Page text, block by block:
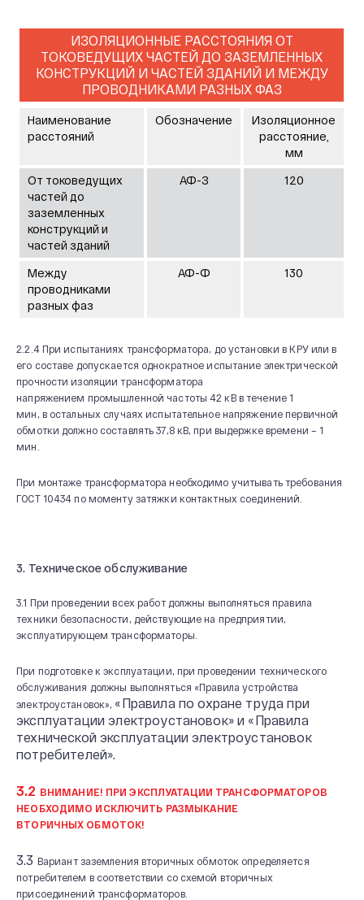
ИЗОЛЯЦИОННЫЕ РАССТОЯНИЯ ОТ
ТОКОВЕДУЩИХ ЧАСТЕЙ ДО ЗАЗЕМЛЕННЫХ
КОНСТРУКЦИЙ И ЧАСТЕЙ ЗДАНИЙ И МЕЖДУ
ПРОВОДНИКАМИ РАЗНЫХ ФАЗ
Наименование
расстояний
Обозначение
Изоляционное
расстояние,
мм
От токоведущих
частей до
заземленных
конструкций и
частей зданий
АФ-З 120
Между
проводниками
разных фаз
АФ-Ф 130
2.2.4 При испытаниях трансформатора, до установки в КРУ или в
его составе допускается однократное испытание электрической
прочности изоляции трансформатора
напряжением промышленной частоты 42 кВ в течение 1
мин, в остальных случаях испытательное напряжение первичной
обмотки должно составлять 37,8 кВ, при выдержке времени – 1
мин.
При монтаже трансформатора необходимо учитывать требования
ГОСТ 10434 по моменту затяжки контактных соединений.
3. Техническое обслуживание
3.1 При проведении всех работ должны выполняться правила
техники безопасности, действующие на предприятии,
эксплуатирующем трансформаторы.
При подготовке к эксплуатации, при проведении технического
обслуживания должны выполняться «Правила устройства
электроустановок», «Правила по охране труда при
эксплуатации электроустановок» и «Правила
технической эксплуатации электроустановок
потребителей».
3.2 ВНИМАНИЕ! ПРИ ЭКСПЛУАТАЦИИ ТРАНСФОРМАТОРОВ
НЕОБХОДИМО ИСКЛЮЧИТЬ РАЗМЫКАНИЕ
ВТОРИЧНЫХ ОБМОТОК!
3.3 Вариант заземления вторичных обмоток определяется
потребителем в соответствии со схемой вторичных
присоединений трансформаторов.